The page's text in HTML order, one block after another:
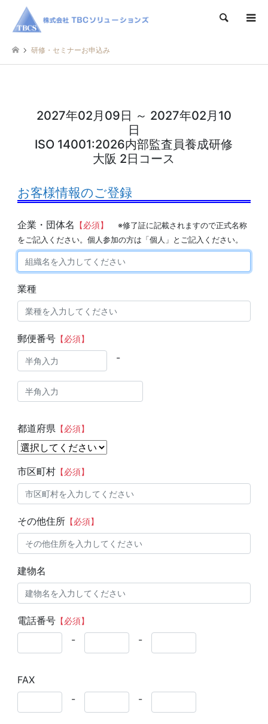
検索
研修・セミナーお申込み
2027年02月09日 ～ 2027年02月10
日
ISO 14001:2026内部監査員養成研修
大阪 2日コース
お客様情報のご登録
企業・団体名 【必須】
※修了証に記載されますので正式名称
をご記入ください。個人参加の方は「個人」とご記入ください。
業種
郵便番号【必須】
-
都道府県 【必須】
市区町村【必須】
その他住所【必須】
建物名
電話番号【必須】
- -
FAX
-
-